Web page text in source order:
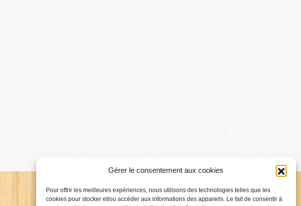
Gérer le consentement aux cookies
Pour offrir les meilleures expériences, nous utilisons des technologies telles que les
cookies pour stocker et/ou accéder aux informations des appareils. Le fait de consentir à